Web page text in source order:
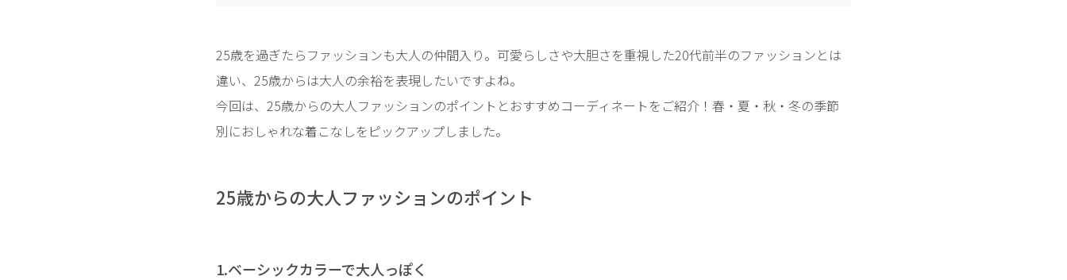
25歳を過ぎたらファッションも大人の仲間入り。可愛らしさや大胆さを重視した20代前半のファッションとは
違い、25歳からは大人の余裕を表現したいですよね。
今回は、25歳からの大人ファッションのポイントとおすすめコーディネートをご紹介！春・夏・秋・冬の季節
別におしゃれな着こなしをピックアップしました。
25歳からの大人ファッションのポイント
1.ベーシックカラーで大人っぽく